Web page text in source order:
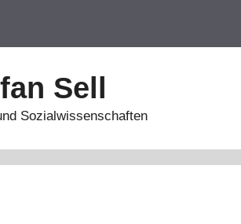
Sell
Sozialwissenschaften